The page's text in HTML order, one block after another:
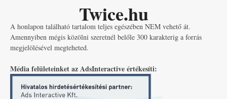
Twice.hu
A honlapon található tartalom teljes egészében NEM vehető át.
Amennyiben mégis közölni szeretnél belőle 300 karakterig a forrás
megjelölésével megteheted.
Média felületeinket az AdsInteractive értékesíti: